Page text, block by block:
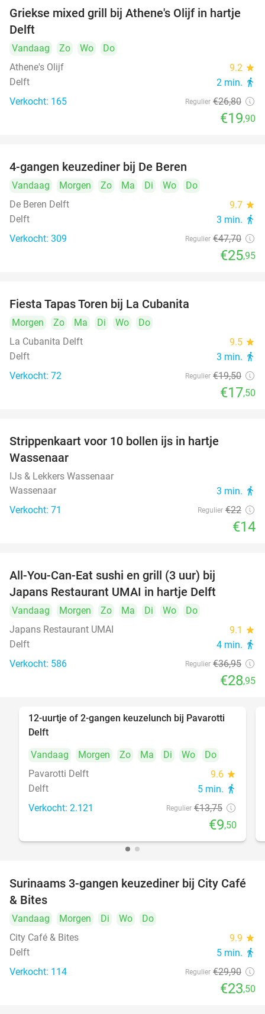
26%
Griekse mixed grill bij Athene's Olijf in hartje
Delft
Vandaag Zo Wo
Do
Athene's Olijf
9.2 star
Delft 2 min. directions_walk
Verkocht: 165 Regulier €26,80
€19,90
4-gangen keuzediner bij De Beren
Vandaag Morgen Zo Ma Di Wo
Do
De Beren Delft
9.7 star
Delft 3 min. directions_walk
Verkocht: 309 Regulier €47,70
€25,95
Fiesta Tapas Toren bij La Cubanita
Morgen Zo Ma Di Wo
Do
La Cubanita Delft
9.5 star
Delft 3 min. directions_walk
Verkocht: 72 Regulier €19,50
€17,50
Strippenkaart voor 10 bollen ijs in hartje
Wassenaar
IJs & Lekkers Wassenaar
Wassenaar
3 min. directions_walk
Verkocht: 71 Regulier €22
€14
All-You-Can-Eat sushi en grill (3 uur) bij
Japans Restaurant UMAI in hartje Delft
Vandaag Morgen Zo Ma Di Wo
Do
Japans Restaurant UMAI
9.1 star
Delft 4 min. directions_walk
Verkocht: 586 Regulier €36,95
€28,95
31%
12-uurtje of 2-gangen keuzelunch bij Pavarotti
Delft
Vandaag
Morgen Zo Ma Di Wo
Do
Pavarotti Delft
9.6 star
Delft 5 min. directions_walk
Verkocht: 2.121 Regulier €13,75
€9,50
21%
Surinaams 3-gangen keuzediner bij City Café
& Bites
Vandaag Morgen Di Wo
Do
City Café & Bites
9.9 star
Delft 5 min. directions_walk
Verkocht: 114 Regulier €29,90
€23,50